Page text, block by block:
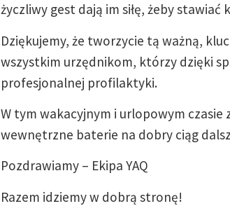
życzliwy gest dają im siłę, żeby stawiać
Dziękujemy, że tworzycie tą ważną,
wszystkim urzędnikom, którzy dzięki
profesjonalnej profilaktyki.
W tym wakacyjnym i urlopowym czasie
wewnętrzne baterie na dobry ciąg
Pozdrawiamy – Ekipa YAQ
Razem idziemy w dobrą stronę!